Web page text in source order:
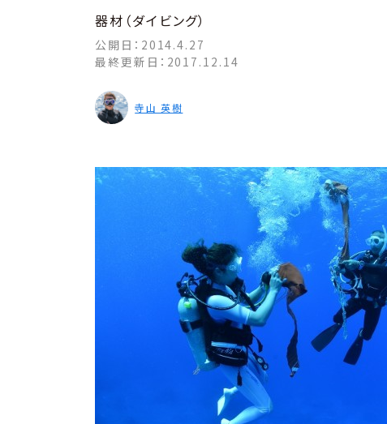
器材（ダイビング）
公開日： 2014.4.27
最終更新日： 2017.12.14
寺山 英樹